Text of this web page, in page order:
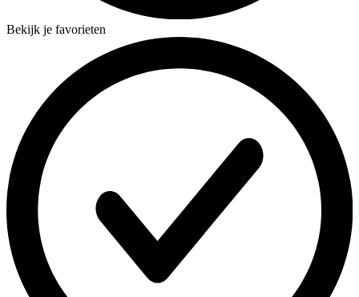
Bekijk je favorieten